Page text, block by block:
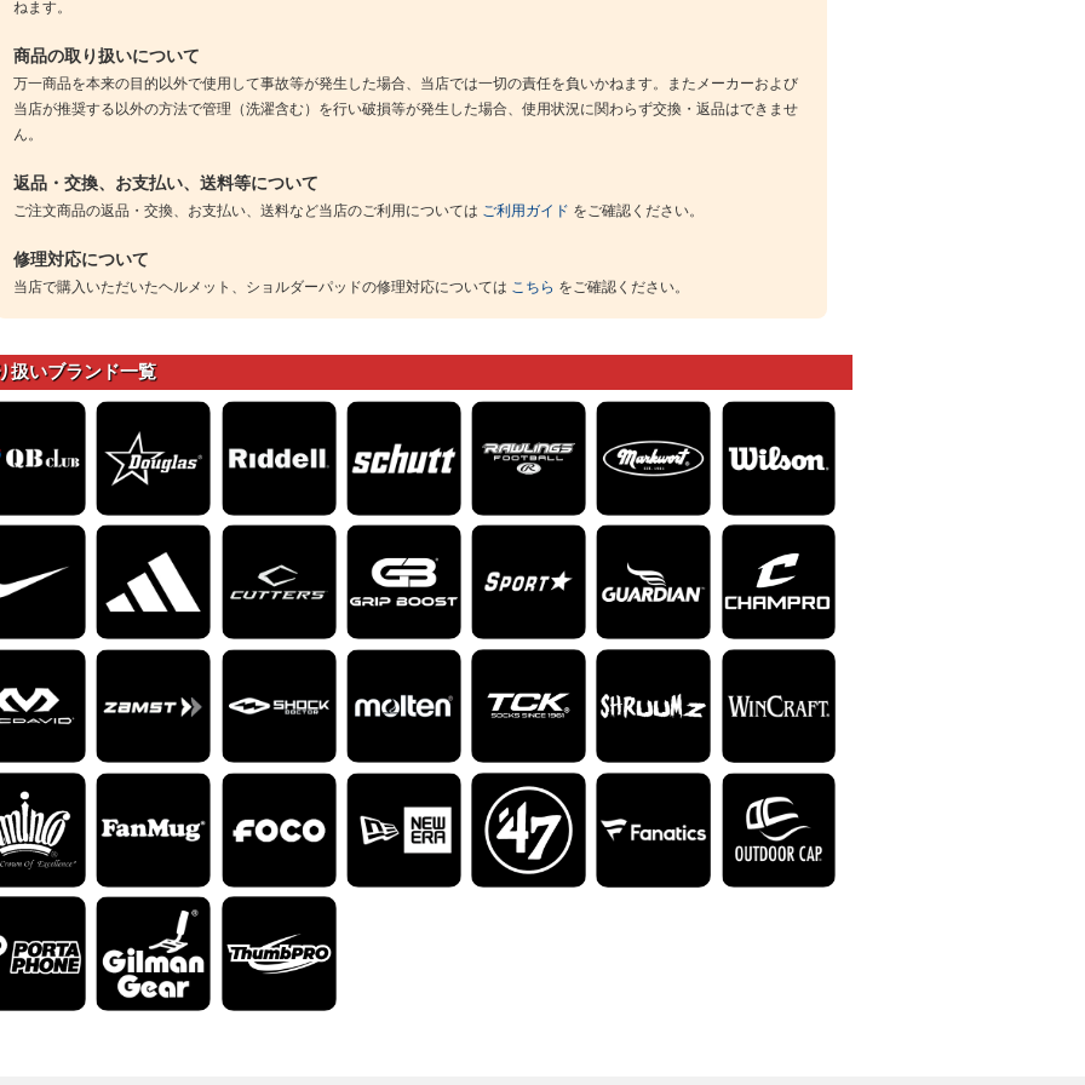
ねます。
商品の取り扱いについて
万一商品を本来の目的以外で使用して事故等が発生した場合、当店では一切の責任を負いかねます。またメーカーおよび
当店が推奨する以外の方法で管理（洗濯含む）を行い破損等が発生した場合、使用状況に関わらず交換・返品はできませ
ん。
返品・交換、お支払い、送料等について
ご注文商品の返品・交換、お支払い、送料など当店のご利用については ご利用ガイド をご確認ください。
修理対応について
当店で購入いただいたヘルメット、ショルダーパッドの修理対応については こちら をご確認ください。
扱いブランド一覧